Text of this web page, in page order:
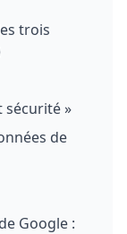
trois
sécurité »
de
Google :